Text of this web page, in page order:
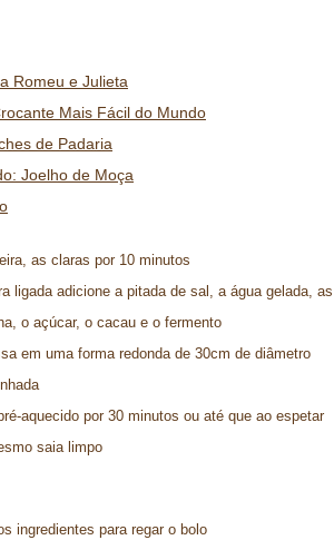
Romeu e Julieta
Mais Fácil do Mundo
de Padaria
Joelho de Moça
as claras por 10 minutos
ligada adicione a pitada de sal, a água gelada, as
o açúcar, o cacau e o fermento
em uma forma redonda de 30cm de diâmetro
aquecido por 30 minutos ou até que ao espetar
saia limpo
ingredientes para regar o bolo